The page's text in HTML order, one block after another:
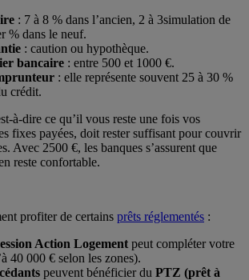
: 7 à 8 % dans l’ancien, 2 à 3simulation de
% dans le neuf.
: caution ou hypothèque.
bancaire : entre 500 et 1000 €.
: elle représente souvent 25 à 30 %
crédit.
à-dire ce qu’il vous reste une fois vos
fixes payées, doit rester suffisant pour couvrir
Avec 2500 €, les banques s’assurent que
reste confortable.
profiter de certains prêts réglementés :
Action Logement peut compléter votre
40 000 € selon les zones).
peuvent bénéficier du PTZ (prêt à